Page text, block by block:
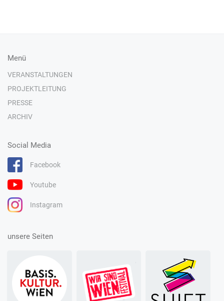
Menü
VERANSTALTUNGEN
PROJEKTLEITUNG
PRESSE
ARCHIV
Social Media
Facebook
Youtube
Instagram
unsere Seiten